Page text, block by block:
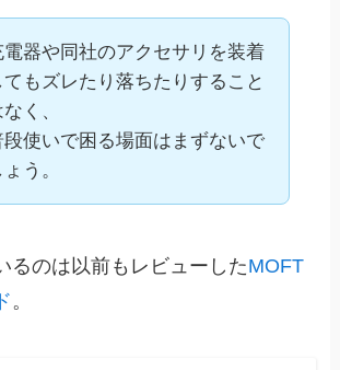
電器や同社のアクセサリを装着
てもズレたり落ちたりすること
く、
段使いで困る場面はまずないで
ょう。
るのは以前もレビューしたMOFT
。